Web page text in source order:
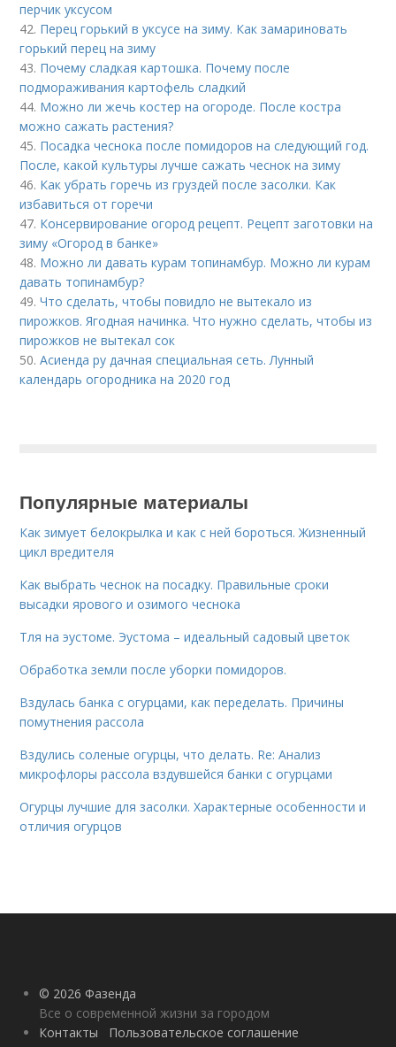
перчик уксусом
42. Перец горький в уксусе на зиму. Как замариновать
горький перец на зиму
43. Почему сладкая картошка. Почему после
подмораживания картофель сладкий
44. Можно ли жечь костер на огороде. После костра
можно сажать растения?
45. Посадка чеснока после помидоров на следующий год.
После, какой культуры лучше сажать чеснок на зиму
46. Как убрать горечь из груздей после засолки. Как
избавиться от горечи
47. Консервирование огород рецепт. Рецепт заготовки на
зиму «Огород в банке»
48. Можно ли давать курам топинамбур. Можно ли курам
давать топинамбур?
49.Что сделать, чтобы повидло не вытекало из
пирожков. Ягодная начинка. Что нужно сделать, чтобы из
пирожков не вытекал сок
50.Асиенда ру дачная специальная сеть. Лунный
календарь огородника на 2020 год
Популярные материалы
Как зимует белокрылка и как с ней бороться. Жизненный
цикл вредителя
Как выбрать чеснок на посадку. Правильные сроки
высадки ярового и озимого чеснока
Тля на эустоме. Эустома – идеальный садовый цветок
Обработка земли после уборки помидоров.
Вздулась банка с огурцами, как переделать. Причины
помутнения рассола
Вздулись соленые огурцы, что делать. Re: Анализ
микрофлоры рассола вздувшейся банки с огурцами
Огурцы лучшие для засолки. Характерные особенности и
отличия огурцов
© 2026 Фазенда
Все о современной жизни за городом
Контакты
Пользовательское соглашение